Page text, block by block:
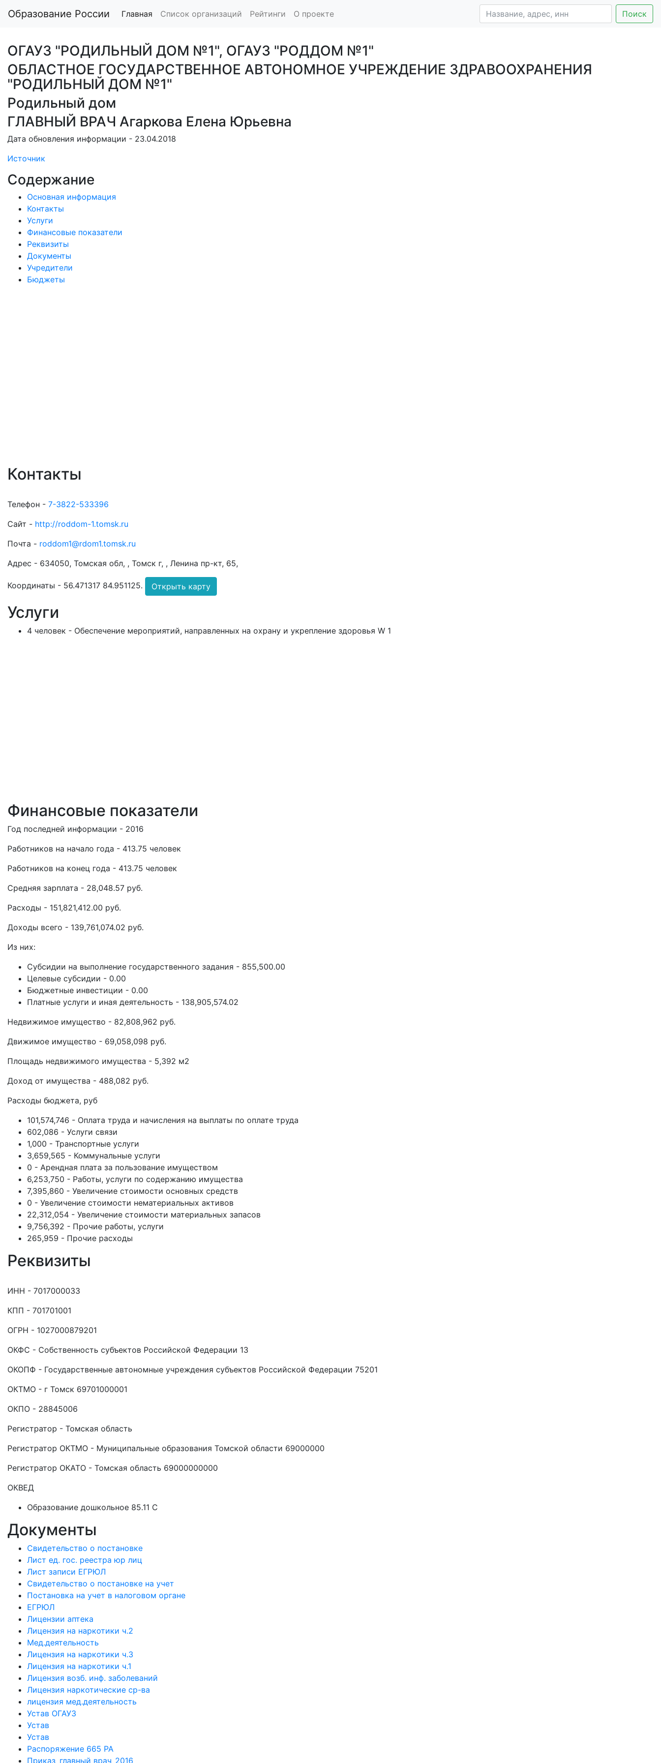
Образование России Главная Список организаций Рейтинги О проекте Поиск
ОГАУЗ "РОДИЛЬНЫЙ ДОМ №1", ОГАУЗ "РОДДОМ №1"
ОБЛАСТНОЕ ГОСУДАРСТВЕННОЕ АВТОНОМНОЕ УЧРЕЖДЕНИЕ ЗДРАВООХРАНЕНИЯ
"РОДИЛЬНЫЙ ДОМ №1"
Родильный дом
ГЛАВНЫЙ ВРАЧ Агаркова Елена Юрьевна
Дата обновления информации - 23.04.2018
Источник
Содержание
Основная информация
Контакты
Услуги
Финансовые показатели
Реквизиты
Документы
Учредители
Бюджеты
Контакты
Телефон - 7-3822-533396
Сайт - http://roddom-1.tomsk.ru
Почта - roddom1@rdom1.tomsk.ru
Адрес - 634050, Томская обл, , Томск г, , Ленина пр-кт, 65,
Координаты - 56.471317 84.951125. Открыть карту
Услуги
4 человек - Обеспечение мероприятий, направленных на охрану и укрепление здоровья W 1
Финансовые показатели
Год последней информации - 2016
Работников на начало года - 413.75 человек
Работников на конец года - 413.75 человек
Средняя зарплата - 28,048.57 руб.
Расходы - 151,821,412.00 руб.
Доходы всего - 139,761,074.02 руб.
Из них:
Субсидии на выполнение государственного задания - 855,500.00
Целевые субсидии - 0.00
Бюджетные инвестиции - 0.00
Платные услуги и иная деятельность - 138,905,574.02
Недвижимое имущество - 82,808,962 руб.
Движимое имущество - 69,058,098 руб.
Площадь недвижимого имущества - 5,392 м2
Доход от имущества - 488,082 руб.
Расходы бюджета, руб
101,574,746 - Оплата труда и начисления на выплаты по оплате труда
602,086 - Услуги связи
1,000 - Транспортные услуги
3,659,565 - Коммунальные услуги
0 - Арендная плата за пользование имуществом
6,253,750 - Работы, услуги по содержанию имущества
7,395,860 - Увеличение стоимости основных средств
0 - Увеличение стоимости нематериальных активов
22,312,054 - Увеличение стоимости материальных запасов
9,756,392 - Прочие работы, услуги
265,959 - Прочие расходы
Реквизиты
ИНН - 7017000033
КПП - 701701001
ОГРН - 1027000879201
ОКФС - Собственность субъектов Российской Федерации 13
ОКОПФ - Государственные автономные учреждения субъектов Российской Федерации 75201
ОКТМО - г Томск 69701000001
ОКПО - 28845006
Регистратор - Томская область
Регистратор ОКТМО - Муниципальные образования Томской области 69000000
Регистратор ОКАТО - Томская область 69000000000
ОКВЕД
Образование дошкольное 85.11 C
Документы
Свидетельство о постановке
Лист ед. гос. реестра юр лиц
Лист записи ЕГРЮЛ
Свидетельство о постановке на учет
Постановка на учет в налоговом органе
ЕГРЮЛ
Лицензии аптека
Лицензия на наркотики ч.2
Мед.деятельность
Лицензия на наркотики ч.3
Лицензия на наркотики ч.1
Лицензия возб. инф. заболеваний
Лицензия наркотические ср-ва
лицензия мед.деятельность
Устав ОГАУЗ
Устав
Устав
Распоряжение 665 РА
Приказ_главный врач_2016